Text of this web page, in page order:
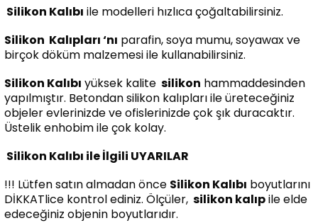
Silikon Kalıbı ile modelleri hızlıca çoğaltabilirsiniz.
Silikon Kalıpları ‘nı parafin, soya mumu, soyawax ve
birçok döküm malzemesi ile kullanabilirsiniz.
Silikon Kalıbı yüksek kalite silikon hammaddesinden
yapılmıştır. Betondan silikon kalıpları ile üreteceğiniz
objeler evlerinizde ve ofislerinizde çok şık duracaktır.
Üstelik enhobim ile çok kolay.
Silikon Kalıbı ile İlgili UYARILAR
!!! Lütfen satın almadan önce Silikon Kalıbı boyutlarını
DİKKATlice kontrol ediniz. Ölçüler, silikon kalıpile elde
edeceğiniz objenin boyutlarıdır.